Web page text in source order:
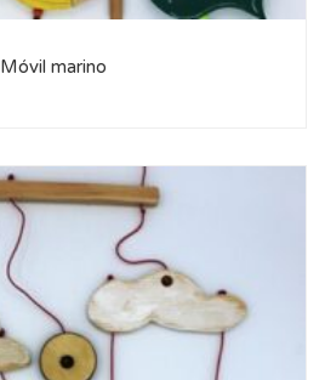
Móvil marino